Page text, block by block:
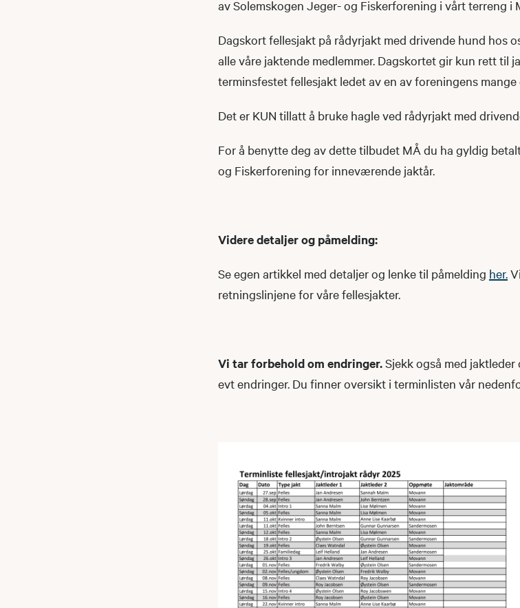
av Solemskogen Jeger- og Fiskerforening i vårt terreng i
Dagskort fellesjakt på rådyrjakt med drivende hund hos
alle våre jaktende medlemmer. Dagskortet gir kun rett til
terminsfestet fellesjakt ledet av en av foreningens
Det er KUN tillatt å bruke hagle ved rådyrjakt med
For å benytte deg av dette tilbudet MÅ du ha gyldig
og Fiskerforening for inneværende jaktår.
Videre detaljer og påmelding:
Se egen artikkel med detaljer og lenke til påmelding her.
retningslinjene for våre fellesjakter.
Vi tar forbehold om endringer.Sjekk også med
evt endringer. Du finner oversikt i terminlisten vår